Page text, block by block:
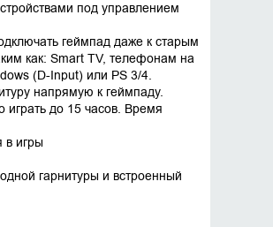
под управлением
геймпад даже к старым
как: Smart TV, телефонам на
(D-Input) или PS 3/4.
напрямую к геймпаду.
играть до 15 часов. Время
в игры
гарнитуры и встроенный